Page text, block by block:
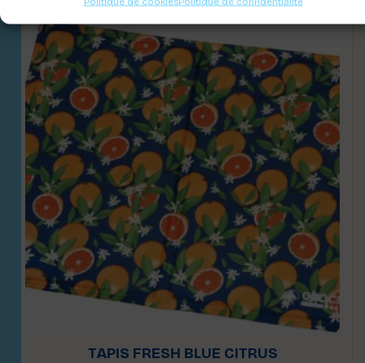
TAPIS FRESH BLUE CITRUS